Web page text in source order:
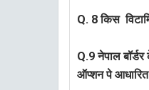
Q. 8 किस
Q.9 नेपाल
ऑप्शन पे